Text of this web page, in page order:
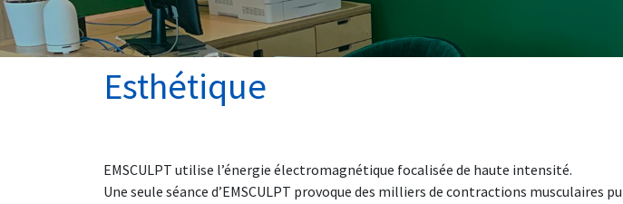
Esthétique
EMSCULPT utilise l’énergie électromagnétique focalisée de haute intensité.
Une seule séance d’EMSCULPT provoque des milliers de contractions musculaires